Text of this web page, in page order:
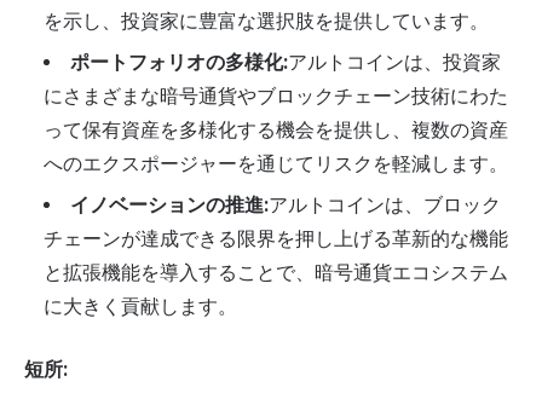
を示し、投資家に豊富な選択肢を提供しています。
ポートフォリオの多様化:アルトコインは、投資家
にさまざまな暗号通貨やブロックチェーン技術にわた
って保有資産を多様化する機会を提供し、複数の資産
へのエクスポージャーを通じてリスクを軽減します。
イノベーションの推進:アルトコインは、ブロック
チェーンが達成できる限界を押し上げる革新的な機能
と拡張機能を導入することで、暗号通貨エコシステム
に大きく貢献します。
短所: